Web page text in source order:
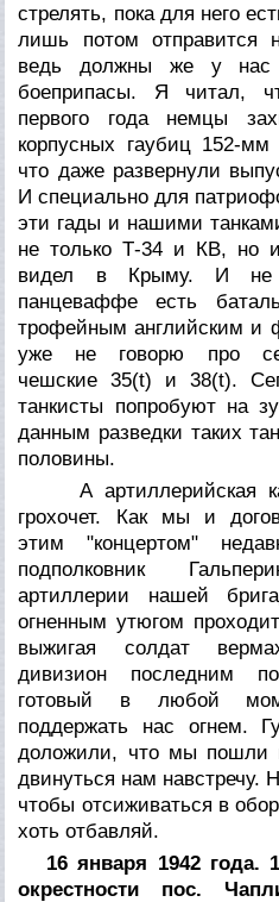
стрелять, пока для него
лишь потом отправится
ведь должны же у
боеприпасы. Я читал,
первого года немцы
корпусных гаубиц 152-
что даже развернули
И специально для
эти гады и нашими
не только Т-34 и КВ, но
видел в Крыму. И
панцеваффе есть
трофейным английским и
уже не говорю про
чешские 35(t) и 38(t).
танкисты попробуют на
данным разведки таких
половины.
А артиллерийская
грохочет. Как мы и
этим "концертом"
подполковник
артиллерии нашей
огненным утюгом
выжигая солдат
дивизион последним
готовый в любой
поддержать нас огнем.
доложили, что мы пошли
двинуться нам навстречу.
чтобы отсиживаться в
хоть отбавляй.
16 января 1942 года.
окрестности пос.